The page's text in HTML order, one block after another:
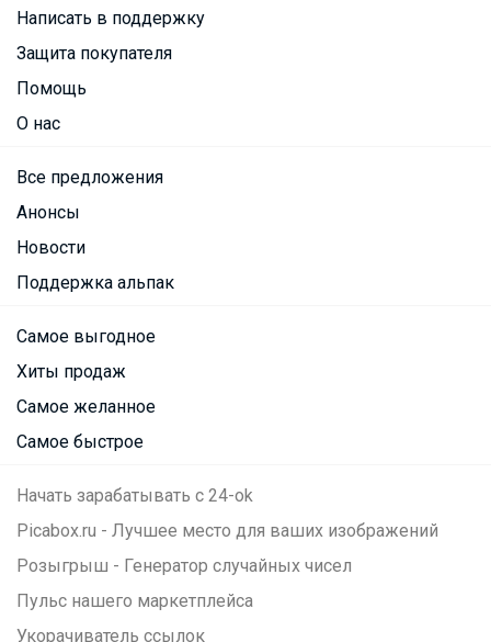
Написать в поддержку
Защита покупателя
Помощь
О нас
Все предложения
Анонсы
Новости
Поддержка альпак
Самое выгодное
Хиты продаж
Самое желанное
Самое быстрое
Начать зарабатывать с 24-ok
Picabox.ru - Лучшее место для ваших изображений
Розыгрыш - Генератор случайных чисел
Пульс нашего маркетплейса
Укорачиватель ссылок